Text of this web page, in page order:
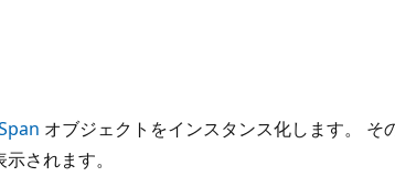
オブジェクトをインスタンス化します。 そ
されます。